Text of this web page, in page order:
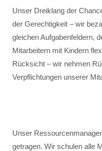
Unser Dreiklang der
der Gerechtigkeit – wir
gleichen Aufgabenfeldern,
Mitarbeitern mit Kindern
Rücksicht – wir nehmen
Verpflichtungen unserer
Unser
getragen. Wir schulen alle